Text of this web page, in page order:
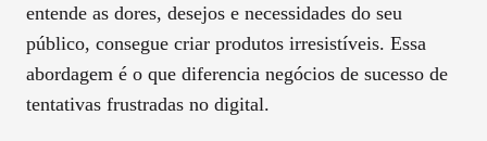
entende as dores, desejos e necessidades do seu
público, consegue criar produtos irresistíveis. Essa
abordagem é o que diferencia negócios de sucesso de
tentativas frustradas no digital.